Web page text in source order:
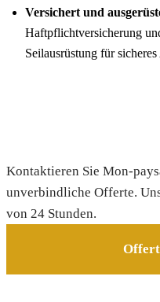
Versichert und
Haftpflichtversicherung
Seilausrüstung für
Kontaktieren Sie Mon-
unverbindliche Offerte.
von 24 Stunden.